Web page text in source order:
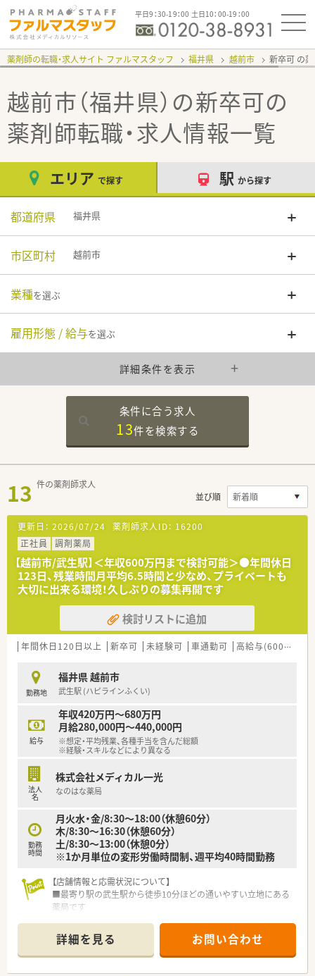
平日9：30-19：00 土日10：00-19：00
薬剤師の転職・求人サイト ファルマスタッフ 福井県 越前市 新卒可
越前市（福井県）の新卒可の
薬剤師転職・求人情報一覧
エリア で探す 駅 から探す
都道府県 福井県
市区町村 越前市
業種を選ぶ
雇用形態 / 給与を選ぶ
詳細条件を表示
条件に合う求人
13件を検索する
13 件の薬剤師求人
並び順
更新日： 2026/07/24 薬剤師求人ID： 16200
正社員
調剤薬局
【越前市/武生駅】＜年収600万円まで検討可能＞●年間休日
123日、残業時間月平均6.5時間と少なめ、プライベートも
大切に出来る環境！久しぶりの募集再開です
検討リストに追加
年間休日120日以上 新卒可 未経験可 車通勤可 高給与(600万円以上)
勤務地
福井県 越前市
武生駅 (ハピラインふくい)
給与
年収420万円～680万円
月給280,000円～440,000円
※想定・平均残業、各種手当を含んだ総額
※経験・スキルなどにより異なる
法人
名
株式会社メディカル一光
なのはな薬局
勤務
時間
月火水・金/8:30～18:00（休憩60分）
木/8:30～16:30（休憩60分）
土/8:30～13:00（休憩0分）
※1か月単位の変形労働時間制、週平均40時間勤務
【店舗情報と応需状況について】
■最寄り駅の武生駅から徒歩10分ほどの通いやすい立地にある
薬局です
需しています
■複数科目の処方箋に対応するため、幅広い知識と経験を積むこ
とが可能です
詳細を見る お問い合わせ